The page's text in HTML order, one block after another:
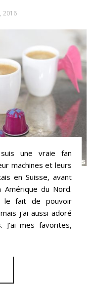
2016
une vraie fan
machines et leurs
en Suisse, avant
Amérique du Nord.
le fait de pouvoir
j'ai aussi adoré
J'ai mes favorites,